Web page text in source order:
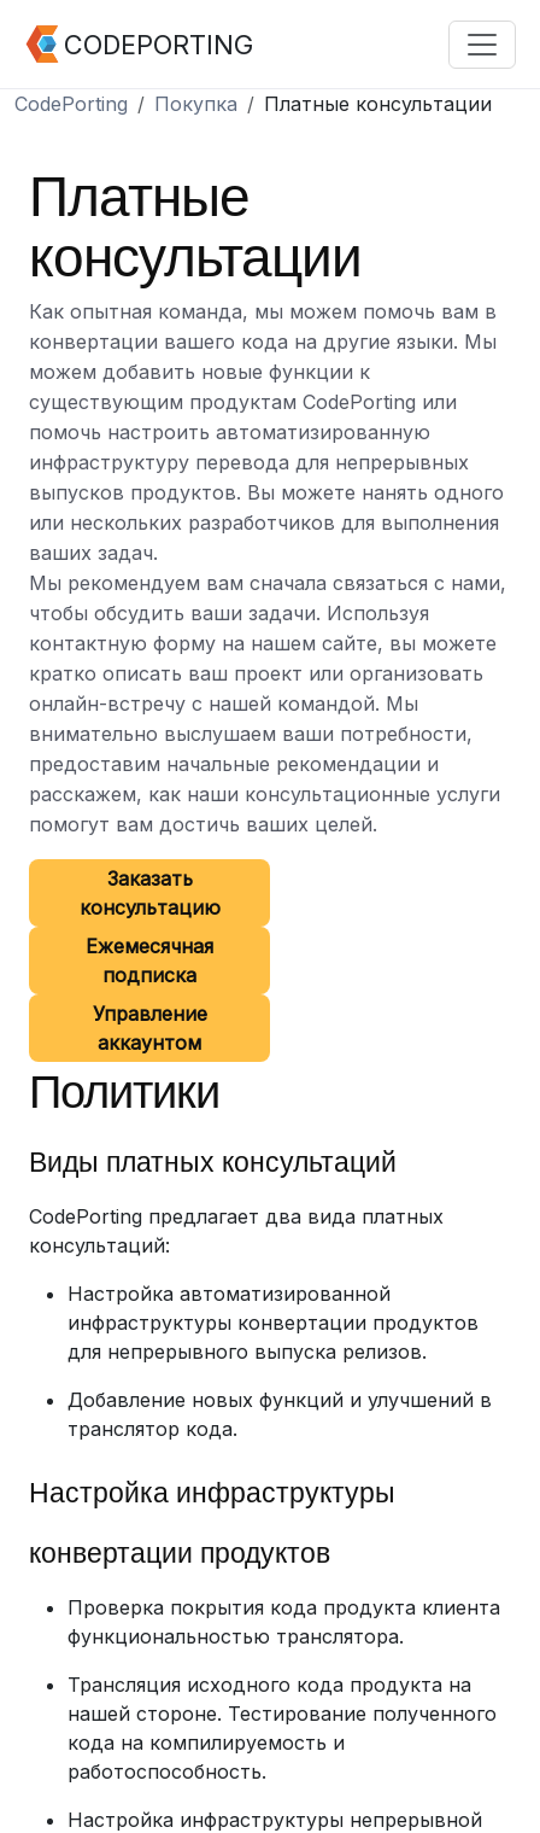
CODEPORTING
CodePorting Покупка Платные консультации
Платные
консультации
Как опытная команда, мы можем помочь вам в
конвертации вашего кода на другие языки. Мы
можем добавить новые функции к
существующим продуктам CodePorting или
помочь настроить автоматизированную
инфраструктуру перевода для непрерывных
выпусков продуктов. Вы можете нанять одного
или нескольких разработчиков для выполнения
ваших задач.
Мы рекомендуем вам сначала связаться с нами,
чтобы обсудить ваши задачи. Используя
контактную форму на нашем сайте, вы можете
кратко описать ваш проект или организовать
онлайн-встречу с нашей командой. Мы
внимательно выслушаем ваши потребности,
предоставим начальные рекомендации и
расскажем, как наши консультационные услуги
помогут вам достичь ваших целей.
Заказать
консультацию
Ежемесячная
подписка
Управление
аккаунтом
Политики
Виды платных консультаций
CodePorting предлагает два вида платных
консультаций:
Настройка автоматизированной
инфраструктуры конвертации продуктов
для непрерывного выпуска релизов.
Добавление новых функций и улучшений в
транслятор кода.
Настройка инфраструктуры
конвертации продуктов
Проверка покрытия кода продукта клиента
функциональностью транслятора.
Трансляция исходного кода продукта на
нашей стороне. Тестирование полученного
кода на компилируемость и
работоспособность.
Настройка инфраструктуры непрерывной